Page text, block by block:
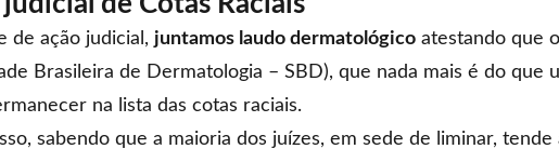
de ação judicial, juntamos laudo dermatológicoatestando que
Brasileira de Dermatologia – SBD), que nada mais é do que
na lista das cotas raciais.
sabendo que a maioria dos juízes, em sede de liminar,